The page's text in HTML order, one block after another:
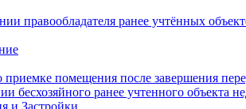
правообладателя ранее учтённых
помещения после завершения
бесхозяйного ранее учтенного объекта
и Застройки